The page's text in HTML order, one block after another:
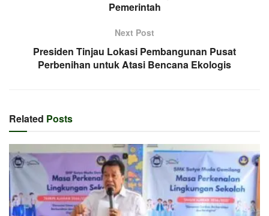
Pemerintah
Next Post
Presiden Tinjau Lokasi Pembangunan Pusat
Perbenihan untuk Atasi Bencana Ekologis
Related Posts